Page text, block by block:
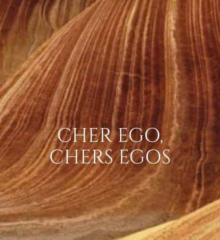
CHER EGO,
CHERS EGOS